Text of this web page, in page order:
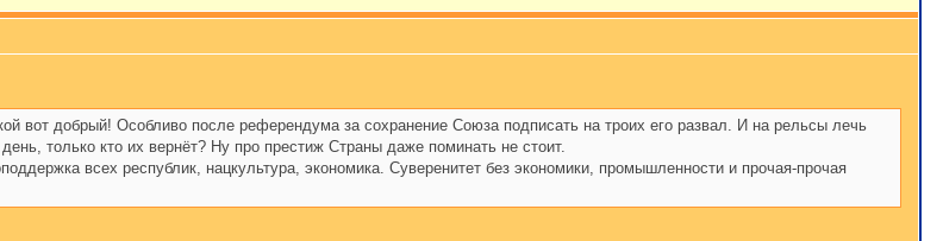
вот добрый! Особливо после референдума за сохранение Союза подписать на троих его развал. И на рельсы лечь
только кто их вернёт? Ну про престиж Страны даже поминать не стоит.
всех республик, нацкультура, экономика. Суверенитет без экономики, промышленности и прочая-прочая